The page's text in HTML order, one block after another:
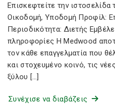
Επισκεφτείτε την
Οικοδομή, Υποδομή Προφίλ:
Περιοδικότητα: Διετής
πληροφορίες Η Medwood
τον κάθε επαγγελματία που
και στοχευμένο κοινό, τις
ξύλου […]
Συνέχισε να διαβάζεις